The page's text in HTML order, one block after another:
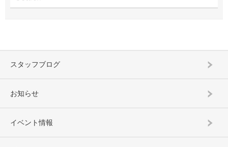
スタッフブログ
お知らせ
イベント情報